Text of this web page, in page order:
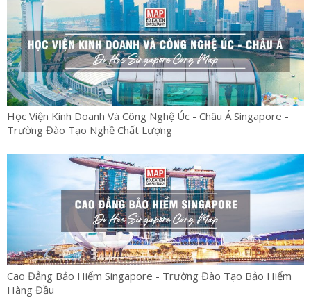
Học Viện Kinh Doanh Và Công Nghệ Úc - Châu Á Singapore -
Trường Đào Tạo Nghề Chất Lượng
Cao Đẳng Bảo Hiểm Singapore - Trường Đào Tạo Bảo Hiểm
Hàng Đầu